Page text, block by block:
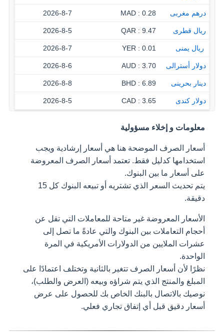
درهم مغربى 0.28 : MAD
2026-8-7
ريال قطرى 9.47 : QAR
2026-8-5
‏ ريال يمنى 0.01 : YER
2026-8-7
دولار أسترالى 3.70 : AUD
2026-8-6
دينار بحرينى 6.89 : BHD
2026-8-8
دولار كندى 3.65 : CAD
2026-8-5
معلومات و إخلاء مسؤولية
أسعار الصرف الموضحة هنا هي أسعار إرشادية ويجب
استخدامها كدليل فقط. تعتمد أسعار الصرف المعروضة
على أسعار ما بين البنوك.
يتم تحديث السعر الذي تشتريه أو تبيعه البنوك كل 15
دقيقة.
الأسعار المعروضة غير متاحة للمعاملات التي تقل عن
أحجام التعاملات بين البنوك والتي عادةً ما تصل إلى
عشرات الملايين من الدولارات الأمريكية في المرة
الواحدة.
نظرًا لأن أسعار الصرف تتغير بالثانية وتختلف اعتمادًا على
المبلغ والمنتج الذي يتم شراؤه وبيعه (العرض والطلب)،
نوصيك بالاتصال بالبنك الخاص بك للحصول على عرض
أسعار دقيق قبل أي إتفاق تجاري فعلي.